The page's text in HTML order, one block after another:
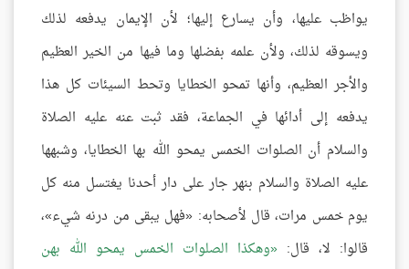
يواظب عليها، وأن يسارع إليها؛ لأن الإيمان يدفعه لذلك
ويسوقه لذلك، ولأن علمه بفضلها وما فيها من الخير العظيم
والأجر العظيم، وأنها تمحو الخطايا وتحط السيئات كل هذا
يدفعه إلى أدائها في الجماعة، فقد ثبت عنه عليه الصلاة
والسلام أن الصلوات الخمس يمحو الله بها الخطايا، وشبهها
عليه الصلاة والسلام بنهر جار على دار أحدنا يغتسل منه كل
يوم خمس مرات، قال لأصحابه: «فهل يبقى من درنه شيء»،
قالوا: لا، قال:
وهكذا الصلوات الخمس يمحو الله بهن